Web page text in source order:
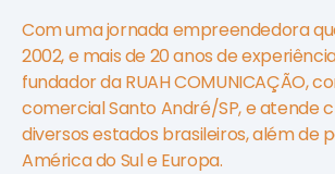
Com uma jornada empreendedora
2002, e mais de 20 anos de
fundador da RUAH COMUNICAÇÃO,
comercial Santo André/SP, e atende
diversos estados brasileiros, além de
América do Sul e Europa.